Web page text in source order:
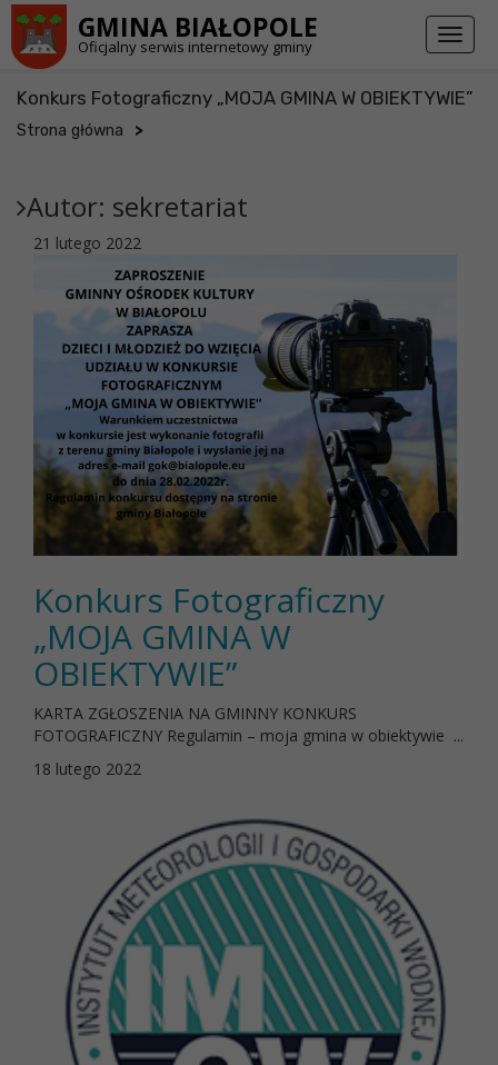
GMINA BIAŁOPOLE
Oficjalny serwis internetowy gminy
Toggle
Konkurs Fotograficzny „MOJA GMINA W OBIEKTYWIE”
Strona główna >
Autor: sekretariat
21 lutego 2022
Konkurs Fotograficzny
„MOJA GMINA W
OBIEKTYWIE”
KARTA ZGŁOSZENIA NA GMINNY KONKURS
FOTOGRAFICZNY Regulamin – moja gmina w obiektywie ...
18 lutego 2022